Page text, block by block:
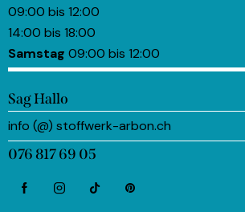
09:00 bis 12:00
14:00 bis 18:00
Samstag 09:00 bis 12:00
Sag Hallo
info (@) stoffwerk-arbon.ch
076 817 69 05